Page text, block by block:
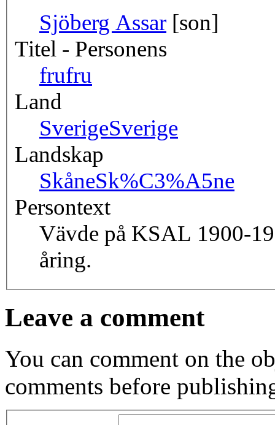
Sjöberg Assar [son]
Titel - Personens
frufru
Land
SverigeSverige
Landskap
SkåneSk%C3%A5ne
Persontext
Vävde på KSAL 1900-
åring.
Leave a comment
You can comment on the
comments before